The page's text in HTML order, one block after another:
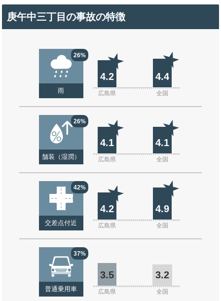
庚午中三丁目の事故の特徴
26%
雨
4.2 4.4
広島県 全国
26%
舗装（湿潤）
4.1 4.1
広島県 全国
42%
交差点付近
4.2 4.9
広島県 全国
37%
普通乗用車
3.5 3.2
広島県 全国